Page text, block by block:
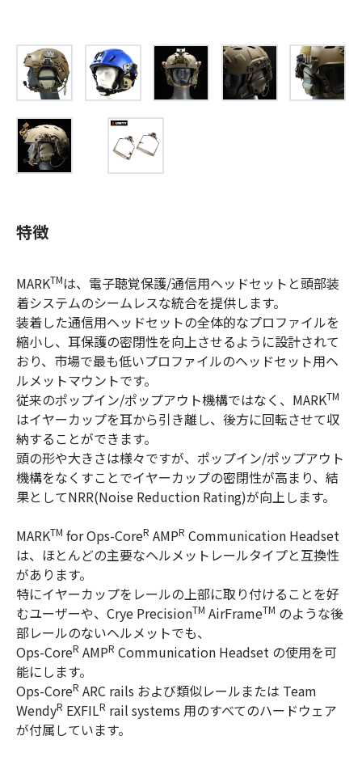
特徴
MARKTMは、電子聴覚保護/通信用ヘッドセットと頭部装
着システムのシームレスな統合を提供します。
装着した通信用ヘッドセットの全体的なプロファイルを
縮小し、耳保護の密閉性を向上させるように設計されて
おり、市場で最も低いプロファイルのヘッドセット用ヘ
ルメットマウントです。
従来のポップイン/ポップアウト機構ではなく、MARKTM
はイヤーカップを耳から引き離し、後方に回転させて収
納することができます。
頭の形や大きさは様々ですが、ポップイン/ポップアウト
機構をなくすことでイヤーカップの密閉性が高まり、結
果としてNRR(Noise Reduction Rating)が向上します。
MARKTM for Ops-CoreR AMPR Communication Headset
は、ほとんどの主要なヘルメットレールタイプと互換性
があります。
特にイヤーカップをレールの上部に取り付けることを好
むユーザーや、Crye PrecisionTM AirFrameTM のような後
部レールのないヘルメットでも、
Ops-CoreR AMPR Communication Headset の使用を可
能にします。
Ops-CoreR ARC rails および類似レールまたは Team
WendyR EXFILR rail systems 用のすべてのハードウェア
が付属しています。